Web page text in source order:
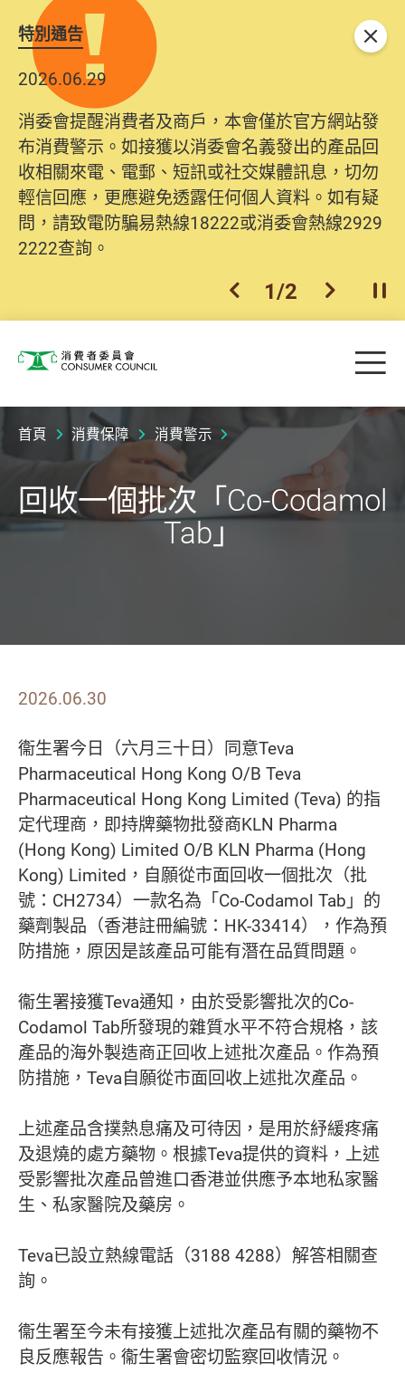
特別通告
2026.06.29
消委會提醒消費者及商戶，本會僅於官方網站發
布消費警示。如接獲以消委會名義發出的產品回
收相關來電、電郵、短訊或社交媒體訊息，切勿
輕信回應，更應避免透露任何個人資料。如有疑
問，請致電防騙易熱線18222或消委會熱線2929
2222查詢。
上一個
1/2 下一個開
關閉
消費者委員會 目
首頁 消費保障 消費警示
回收一個批次「Co-Codamol
Tab」
2026.06.30
衞生署今日（六月三十日）同意Teva
Pharmaceutical Hong Kong O/B Teva
Pharmaceutical Hong Kong Limited (Teva) 的指
定代理商，即持牌藥物批發商KLN Pharma
(Hong Kong) Limited O/B KLN Pharma (Hong
Kong) Limited，自願從市面回收一個批次（批
號：CH2734）一款名為「Co-Codamol Tab」的
藥劑製品（香港註冊編號：HK-33414），作為預
防措施，原因是該產品可能有潛在品質問題。
衞生署接獲Teva通知，由於受影響批次的Co-
Codamol Tab所發現的雜質水平不符合規格，該
產品的海外製造商正回收上述批次產品。作為預
防措施，Teva自願從市面回收上述批次產品。
上述產品含撲熱息痛及可待因，是用於紓緩疼痛
及退燒的處方藥物。根據Teva提供的資料，上述
受影響批次產品曾進口香港並供應予本地私家醫
生、私家醫院及藥房。
Teva已設立熱線電話（3188 4288）解答相關查
詢。
衞生署至今未有接獲上述批次產品有關的藥物不
良反應報告。衞生署會密切監察回收情況。